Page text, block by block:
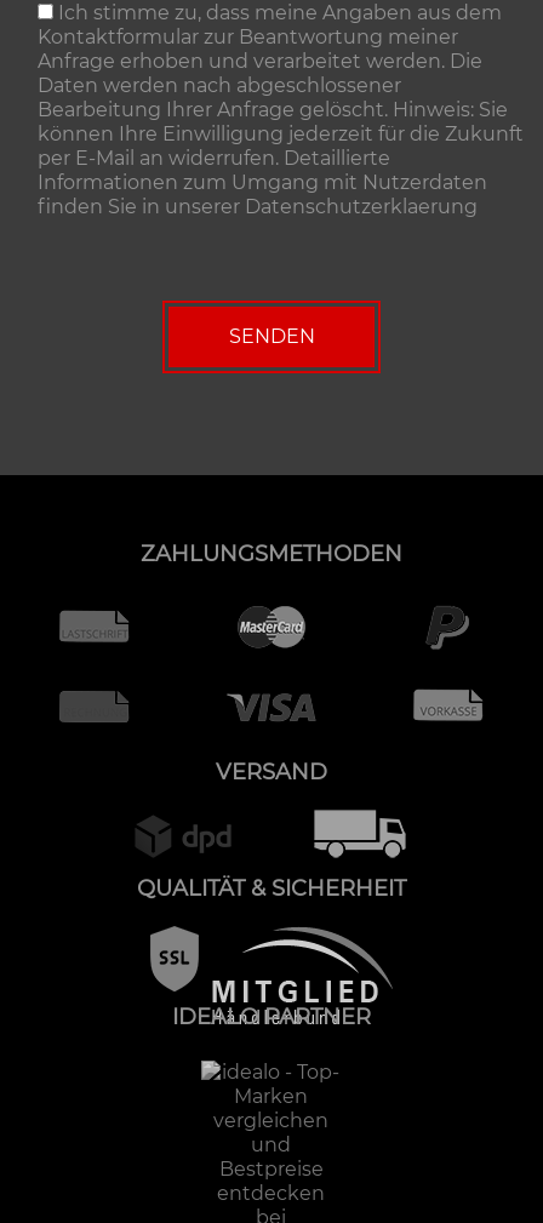
Ich stimme zu, dass meine Angaben aus dem
Kontaktformular zur Beantwortung meiner
Anfrage erhoben und verarbeitet werden. Die
Daten werden nach abgeschlossener
Bearbeitung Ihrer Anfrage gelöscht. Hinweis: Sie
können Ihre Einwilligung jederzeit für die Zukunft
per E-Mail an widerrufen. Detaillierte
Informationen zum Umgang mit Nutzerdaten
finden Sie in unserer Datenschutzerklaerung
ZAHLUNGSMETHODEN
VERSAND
QUALITÄT & SICHERHEIT
IDEALO PARTNER